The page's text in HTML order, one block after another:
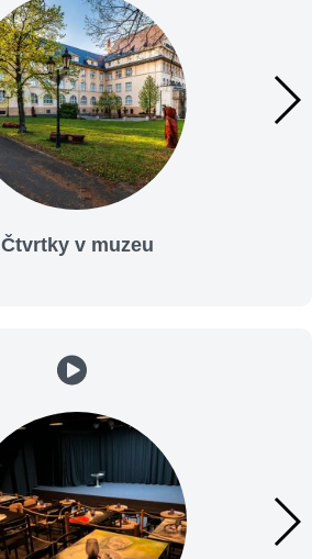
Čtvrtky v muzeu